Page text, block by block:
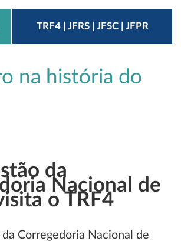
TRF4 | JFRS | JFSC | JFPR
na história do
da
Nacional de
o TRF4